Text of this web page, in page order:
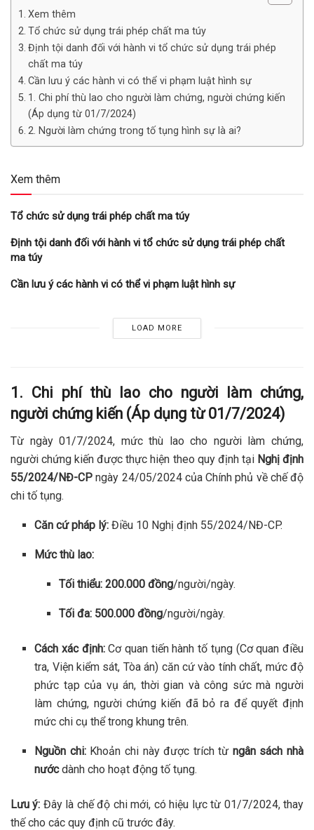
Xem thêm
Tổ chức sử dụng trái phép chất ma túy
Định tội danh đối với hành vi tổ chức sử dụng trái phép
chất ma túy
Cần lưu ý các hành vi có thể vi phạm luật hình sự
1. Chi phí thù lao cho người làm chứng, người chứng kiến
(Áp dụng từ 01/7/2024)
2. Người làm chứng trong tố tụng hình sự là ai?
Xem thêm
Tổ chức sử dụng trái phép chất ma túy
Định tội danh đối với hành vi tổ chức sử dụng trái phép chất
ma túy
Cần lưu ý các hành vi có thể vi phạm luật hình sự
LOAD MORE
1. Chi phí thù lao cho người làm chứng,
người chứng kiến (Áp dụng từ 01/7/2024)
Từ ngày 01/7/2024, mức thù lao cho người làm chứng,
người chứng kiến được thực hiện theo quy định tại Nghị định
55/2024/NĐ-CP ngày 24/05/2024 của Chính phủ về chế độ
chi tố tụng.
Căn cứ pháp lý: Điều 10 Nghị định 55/2024/NĐ-CP.
Mức thù lao:
Tối thiểu: 200.000 đồng/người/ngày.
Tối đa: 500.000 đồng/người/ngày.
Cách xác định:Cơ quan tiến hành tố tụng (Cơ quan điều
tra, Viện kiểm sát, Tòa án) căn cứ vào tính chất, mức độ
phức tạp của vụ án, thời gian và công sức mà người
làm chứng, người chứng kiến đã bỏ ra để quyết định
mức chi cụ thể trong khung trên.
Nguồn chi:Khoản chi này được trích từ ngân sách nhà
nướcdành cho hoạt động tố tụng.
Lưu ý: Đây là chế độ chi mới, có hiệu lực từ 01/7/2024, thay
thế cho các quy định cũ trước đây.